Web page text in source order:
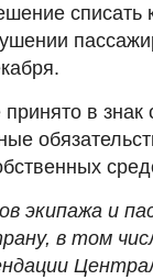
списать
в знак
экипажа и
в том